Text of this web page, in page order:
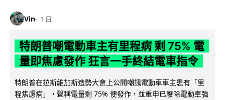
Vin 1 日
特朗普嘲電動車主有里程病 剩 75% 電
量即焦慮發作 狂言一手終結電車指令
特朗普在拉斯維加斯造勢大會上公開嘲諷電動車車主患有「里
程焦慮病」，聲稱電量剩 75% 便發作，並重申已廢除電動車強